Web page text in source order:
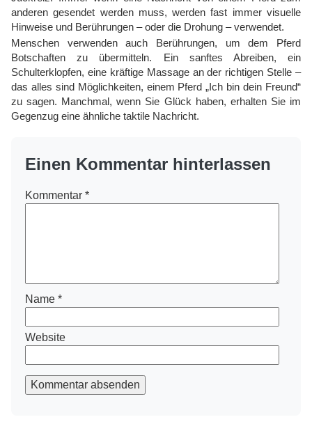
anderen gesendet werden muss, werden fast immer visuelle
Hinweise und Berührungen – oder die Drohung – verwendet.
Menschen verwenden auch Berührungen, um dem Pferd
Botschaften zu übermitteln. Ein sanftes Abreiben, ein
Schulterklopfen, eine kräftige Massage an der richtigen Stelle –
das alles sind Möglichkeiten, einem Pferd „Ich bin dein Freund“
zu sagen. Manchmal, wenn Sie Glück haben, erhalten Sie im
Gegenzug eine ähnliche taktile Nachricht.
Einen Kommentar hinterlassen
Kommentar *
Name *
Website
Kommentar absenden